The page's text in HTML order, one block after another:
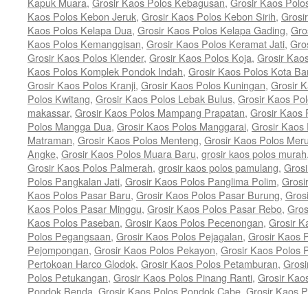
Kaos Polos Kebon Jeruk, Grosir Kaos Polos Kebon Sirih,
Kaos Polos Kelapa Dua, Grosir Kaos Polos Kelapa Gading,
Kaos Polos Kemanggisan, Grosir Kaos Polos Keramat Jati,
Grosir Kaos Polos Klender, Grosir Kaos Polos Koja, Grosir
Kaos Polos Komplek Pondok Indah, Grosir Kaos Polos Kota
Grosir Kaos Polos Kranji, Grosir Kaos Polos Kuningan, Grosir
Polos Kwitang, Grosir Kaos Polos Lebak Bulus, Grosir Kaos
makassar, Grosir Kaos Polos Mampang Prapatan, Grosir Kaos
Polos Mangga Dua, Grosir Kaos Polos Manggarai, Grosir Kaos
Matraman, Grosir Kaos Polos Menteng, Grosir Kaos Polos
Angke, Grosir Kaos Polos Muara Baru, grosir kaos polos murah
Grosir Kaos Polos Palmerah, grosir kaos polos pamulang,
Polos Pangkalan Jati, Grosir Kaos Polos Panglima Polim,
Kaos Polos Pasar Baru, Grosir Kaos Polos Pasar Burung,
Kaos Polos Pasar Minggu, Grosir Kaos Polos Pasar Rebo,
Kaos Polos Paseban, Grosir Kaos Polos Pecenongan, Grosir
Polos Pegangsaan, Grosir Kaos Polos Pejagalan, Grosir Kaos
Pejompongan, Grosir Kaos Polos Pekayon, Grosir Kaos Polos
Pertokoan Harco Glodok, Grosir Kaos Polos Petamburan,
Polos Petukangan, Grosir Kaos Polos Pinang Ranti, Grosir
Pondok Benda Grosir Kaos Polos Pondok Cabe Grosir Kaos